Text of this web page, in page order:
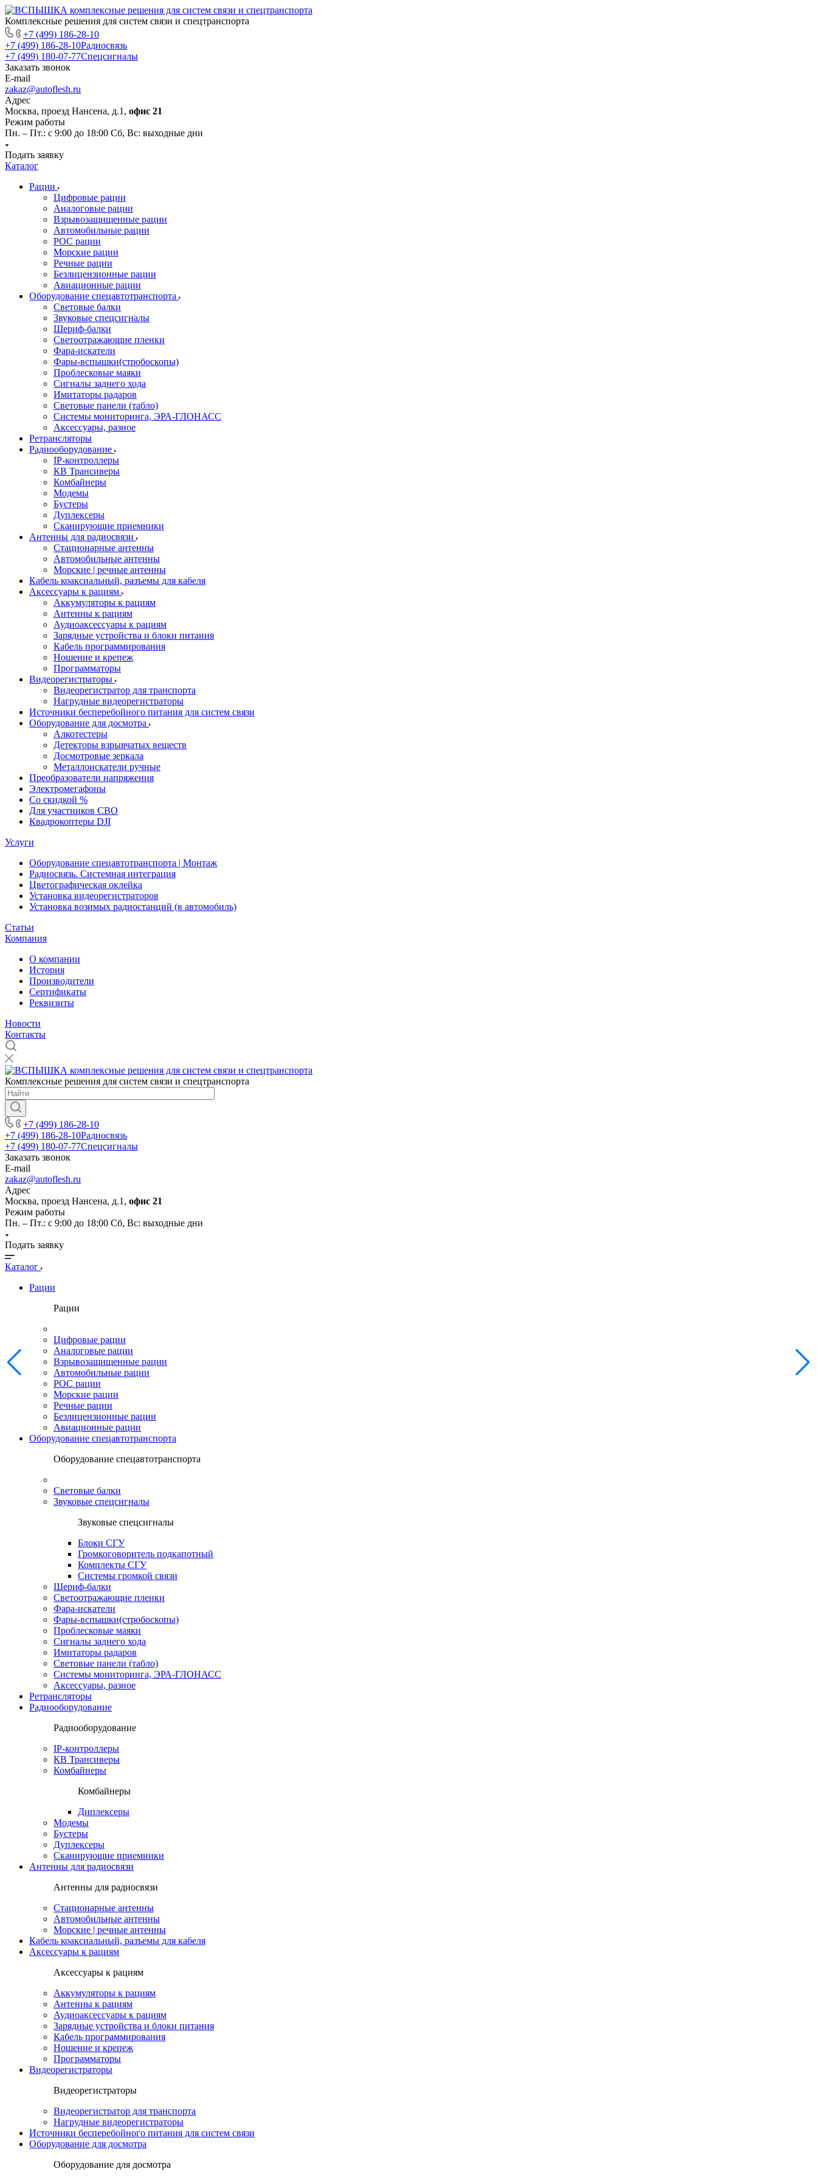
Комплексные решения для систем связи и спецтранспорта
+7 (499) 186-28-10
+7 (499) 186-28-10Радиосвязь
+7 (499) 180-07-77Спецсигналы
Заказать звонок
E-mail
zakaz@autoflesh.ru
Адрес
Москва, проезд Нансена, д.1, офис 21
Режим работы
Пн. – Пт.: с 9:00 до 18:00 Cб, Вс: выходные дни
Подать заявку
Каталог
Рации
Цифровые рации
Аналоговые рации
Взрывозащищенные рации
Автомобильные рации
POC рации
Морские рации
Речные рации
Безлицензионные рации
Авиационные рации
Оборудование спецавтотранспорта
Световые балки
Звуковые спецсигналы
Шериф-балки
Светоотражающие пленки
Фара-искатели
Фары-вспышки(стробоскопы)
Проблесковые маяки
Сигналы заднего хода
Имитаторы радаров
Световые панели (табло)
Системы мониторинга, ЭРА-ГЛОНАСС
Аксессуары, разное
Ретрансляторы
Радиооборудование
IP-контроллеры
КВ Трансиверы
Комбайнеры
Модемы
Бустеры
Дуплексеры
Сканирующие приемники
Антенны для радиосвязи
Стационарные антенны
Автомобильные антенны
Морские | речные антенны
Кабель коаксиальный, разъемы для кабеля
Аксессуары к рациям
Аккумуляторы к рациям
Антенны к рациям
Аудиоаксессуары к рациям
Зарядные устройства и блоки питания
Кабель программирования
Ношение и крепеж
Программаторы
Видеорегистраторы
Видеорегистратор для транспорта
Нагрудные видеорегистраторы
Источники бесперебойного питания для систем связи
Оборудование для досмотра
Алкотестеры
Детекторы взрывчатых веществ
Досмотровые зеркала
Металлоискатели ручные
Преобразователи напряжения
Электромегафоны
Со скидкой %
Для участников СВО
Квадрокоптеры DJI
Услуги
Оборудование спецавтотранспорта | Монтаж
Радиосвязь. Системная интеграция
Цветографическая оклейка
Установка видеорегистраторов
Установка возимых радиостанций (в автомобиль)
Статьи
Компания
О компании
История
Производители
Сертификаты
Реквизиты
Новости
Контакты
Комплексные решения для систем связи и спецтранспорта
+7 (499) 186-28-10
+7 (499) 186-28-10Радиосвязь
+7 (499) 180-07-77Спецсигналы
Заказать звонок
E-mail
zakaz@autoflesh.ru
Адрес
Москва, проезд Нансена, д.1, офис 21
Режим работы
Пн. – Пт.: с 9:00 до 18:00 Cб, Вс: выходные дни
Подать заявку
Каталог
Рации
Рации
Цифровые рации
Аналоговые рации
Взрывозащищенные рации
Автомобильные рации
POC рации
Морские рации
Речные рации
Безлицензионные рации
Авиационные рации
Оборудование спецавтотранспорта
Оборудование спецавтотранспорта
Световые балки
Звуковые спецсигналы
Звуковые спецсигналы
Блоки СГУ
Громкоговоритель подкапотный
Комплекты СГУ
Системы громкой связи
Шериф-балки
Светоотражающие пленки
Фара-искатели
Фары-вспышки(стробоскопы)
Проблесковые маяки
Сигналы заднего хода
Имитаторы радаров
Световые панели (табло)
Системы мониторинга, ЭРА-ГЛОНАСС
Аксессуары, разное
Ретрансляторы
Радиооборудование
Радиооборудование
IP-контроллеры
КВ Трансиверы
Комбайнеры
Комбайнеры
Диплексеры
Модемы
Бустеры
Дуплексеры
Сканирующие приемники
Антенны для радиосвязи
Антенны для радиосвязи
Стационарные антенны
Автомобильные антенны
Морские | речные антенны
Кабель коаксиальный, разъемы для кабеля
Аксессуары к рациям
Аксессуары к рациям
Аккумуляторы к рациям
Антенны к рациям
Аудиоаксессуары к рациям
Зарядные устройства и блоки питания
Кабель программирования
Ношение и крепеж
Программаторы
Видеорегистраторы
Видеорегистраторы
Видеорегистратор для транспорта
Нагрудные видеорегистраторы
Источники бесперебойного питания для систем связи
Оборудование для досмотра
Оборудование для досмотра